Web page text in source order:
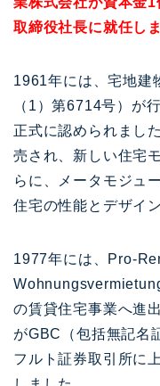
取締役社長に就任し
1961年には、宅地建
（1）第6714号）が
正式に認められまし
売され、新しい住宅
らに、メータモジュ
住宅の性能とデザイ
1977年には、Pro-
の賃貸住宅事業へ進
がGBC（包括無記名
フルト証券取引所に